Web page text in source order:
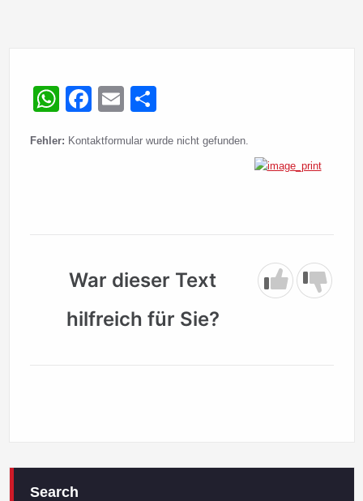
WhatsApp
Facebook
Email
Fehler: Kontaktformular wurde nicht gefunden.
War dieser Text
hilfreich für Sie?
Search